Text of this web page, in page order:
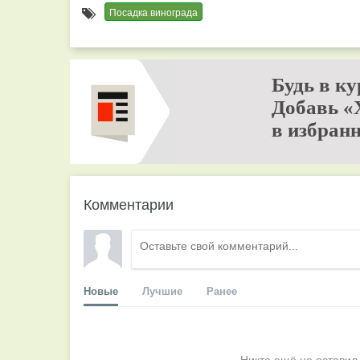
Посадка винограда
Будь в
Добавь
в
Комментарии
Новые Лучшие Ранее